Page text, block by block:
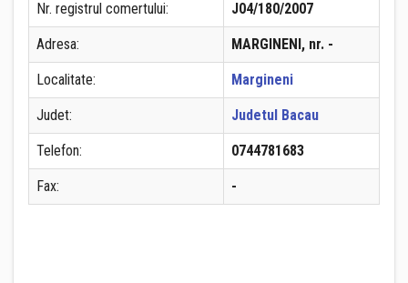
Nr. registrul comertului: J04/180/2007
Adresa: MARGINENI, nr. -
Localitate: Margineni
Judet: Judetul Bacau
Telefon: 0744781683
Fax: -